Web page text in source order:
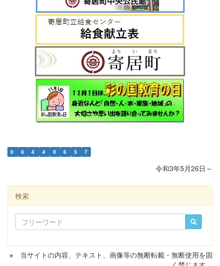
0 6 4 4 0 6 5 7
令和3年5月26日～
検索
※ 当サイトの内容、テキスト、画像等の無断転載・無断使用を固